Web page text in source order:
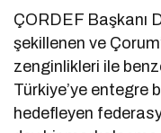
ÇORDEF Başkanı
şekillenen ve
zenginlikleri ile
Türkiye’ye entegre
hedefleyen